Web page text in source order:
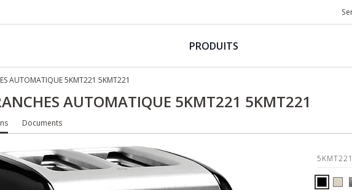
PRODUITS
AUTOMATIQUE 5KMT221 5KMT221
AUTOMATIQUE 5KMT221 5KMT221
Documents